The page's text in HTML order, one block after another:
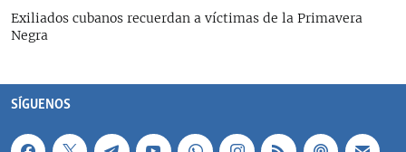
Exiliados cubanos recuerdan a víctimas de la Primavera
Negra
SÍGUENOS